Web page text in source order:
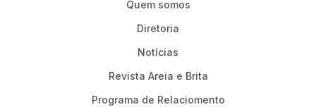
Quem somos
Diretoria
Notícias
Revista Areia e Brita
Programa de Relaciomento